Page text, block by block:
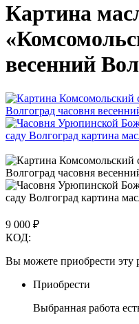
Картина
весенний
9 000 ₽
КОД:
Вы можете приобрести эту
Приобрести
Выбранная работа